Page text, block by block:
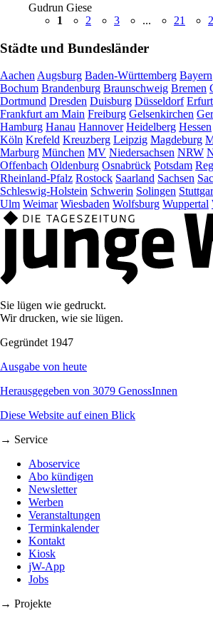
Gudrun Giese
1
2 3 ... 21
Städte und Bundesländer
Aachen Augsburg Baden-Württemberg Bayern
Bochum Brandenburg Braunschweig Bremen
Dortmund Dresden Duisburg Düsseldorf Erfurt
Frankfurt am Main Freiburg Gelsenkirchen
Hamburg Hanau Hannover Heidelberg Hessen
Köln Krefeld Kreuzberg Leipzig Magdeburg
Marburg München MV Niedersachsen NRW
Offenbach Oldenburg Osnabrück Potsdam
Rheinland-Pfalz Rostock Saarland Sachsen
Schleswig-Holstein Schwerin Solingen
Ulm Weimar Wiesbaden Wolfsburg Wuppertal
Sie lügen wie gedruckt.
Wir drucken, wie sie lügen.
Gegründet 1947
Ausgabe von heute
Herausgegeben von 3079 GenossInnen
Diese Website auf einen Blick
→ Service
Aboservice
Abo kündigen
Newsletter
Werben
Veranstaltungen
Terminkalender
Kontakt
Kiosk
jW-App
Jobs
→ Projekte